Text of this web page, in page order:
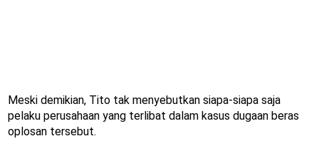
Meski demikian, Tito tak menyebutkan siapa-siapa saja
pelaku perusahaan yang terlibat dalam kasus dugaan beras
oplosan tersebut.